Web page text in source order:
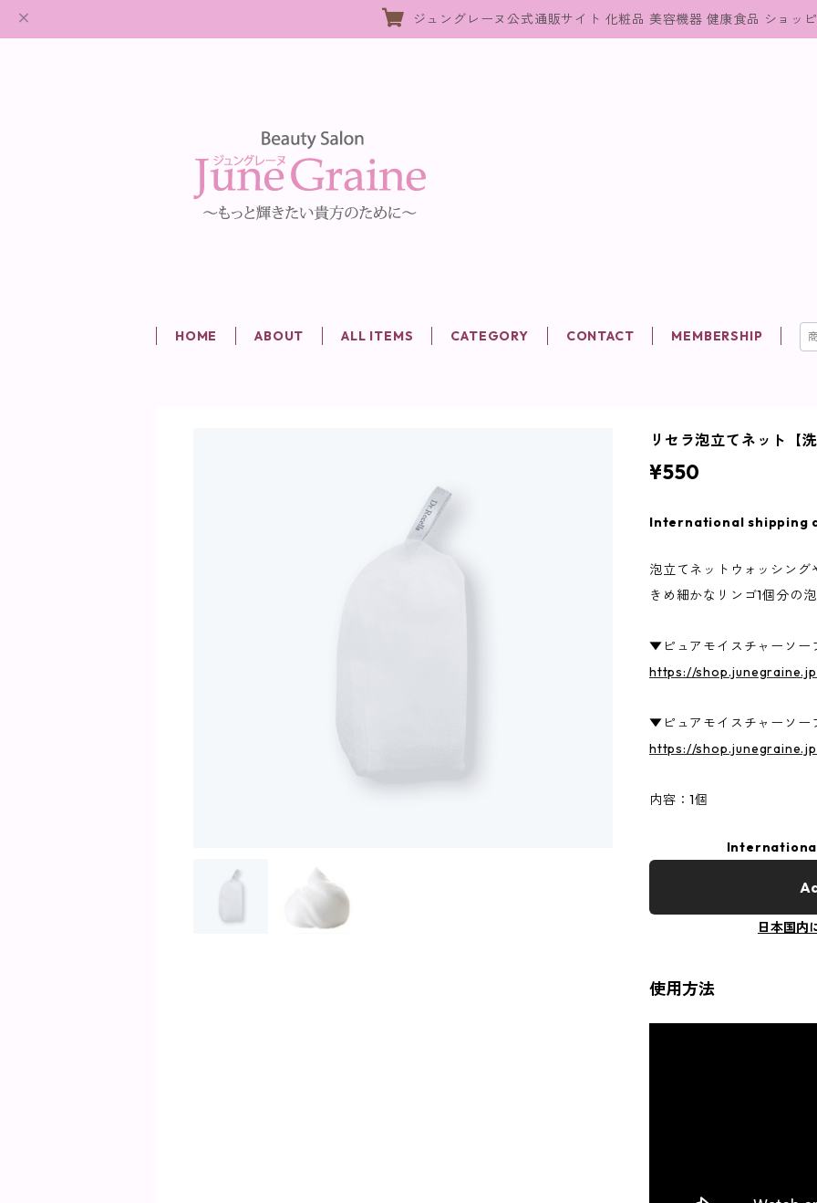
ジュングレーヌ公式通販サイト 化粧品 美容機器 健康食品 ショッ
HOME ABOUT ALL ITEMS CATEGORY CONTACT MEMBERSHIP
リセラ泡立てネット【
¥550
International shipping
泡立てネットウォッシング
きめ細かなリンゴ1個分の
▼ピュアモイスチャーソー
https://
▼ピュアモイスチャーソ
https://
内容：1個
日本国内
使用方法